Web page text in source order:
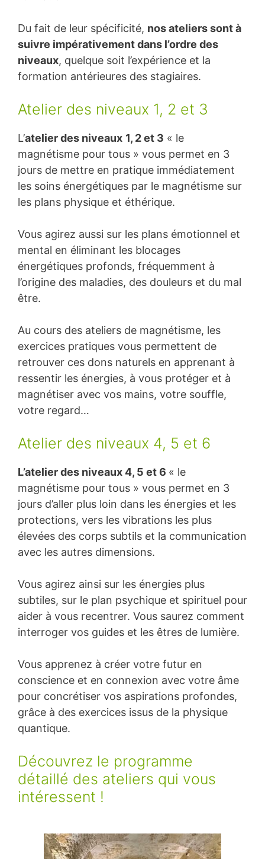
Du fait de leur spécificité, nos ateliers sont à
suivre impérativement dans l’ordre des
niveaux, quelque soit l’expérience et la
formation antérieures des stagiaires.
Atelier des niveaux 1, 2 et 3
L’atelier des niveaux 1, 2 et 3 « le
magnétisme pour tous » vous permet en 3
jours de mettre en pratique immédiatement
les soins énergétiques par le magnétisme sur
les plans physique et éthérique.
Vous agirez aussi sur les plans émotionnel et
mental en éliminant les blocages
énergétiques profonds, fréquemment à
l’origine des maladies, des douleurs et du mal
être.
Au cours des ateliers de magnétisme, les
exercices pratiques vous permettent de
retrouver ces dons naturels en apprenant à
ressentir les énergies, à vous protéger et à
magnétiser avec vos mains, votre souffle,
votre regard…
Atelier des niveaux 4, 5 et 6
L’atelier des niveaux 4, 5 et 6 « le
magnétisme pour tous » vous permet en 3
jours d’aller plus loin dans les énergies et les
protections, vers les vibrations les plus
élevées des corps subtils et la communication
avec les autres dimensions.
Vous agirez ainsi sur les énergies plus
subtiles, sur le plan psychique et spirituel pour
aider à vous recentrer. Vous saurez comment
interroger vos guides et les êtres de lumière.
Vous apprenez à créer votre futur en
conscience et en connexion avec votre âme
pour concrétiser vos aspirations profondes,
grâce à des exercices issus de la physique
quantique.
Découvrez le programme
détaillé des ateliers qui vous
intéressent !